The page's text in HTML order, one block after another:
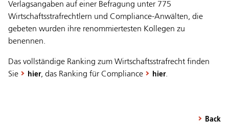
Verlagsangaben auf einer Befragung unter 775
Wirtschaftsstrafrechtlern und Compliance-Anwälten, die
gebeten wurden ihre renommiertesten Kollegen zu
benennen.
Das vollständige Ranking zum Wirtschaftsstrafrecht finden
Sie
hier, das Ranking für Compliance hier.
Back